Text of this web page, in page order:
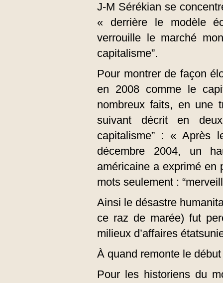
J-M Sérékian se
« derrière le modèle
verrouille le marché
capitalisme”.
Pour montrer de façon
en 2008 comme le
nombreux faits, en une
suivant décrit en
capitalisme” : « Après
décembre 2004, un
américaine a exprimé en
mots seulement :
Ainsi le désastre
ce raz de marée) fut
milieux d’affaires
À quand remonte le
Pour les historiens du